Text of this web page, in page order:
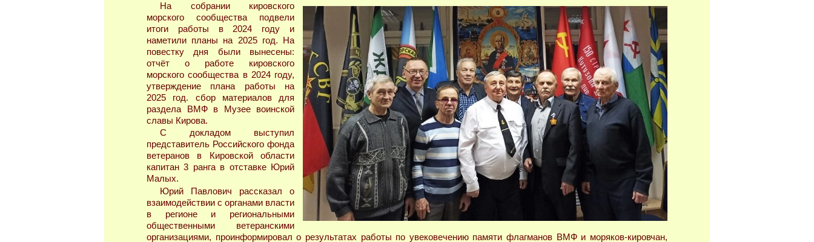
На собрании кировского
морского сообщества подвели
итоги работы в 2024 году и
наметили планы на 2025 год. На
повестку дня были вынесены:
отчёт о работе кировского
морского сообщества в 2024 году,
утверждение плана работы на
2025 год. сбор материалов для
раздела ВМФ в Музее воинской
славы Кирова.
С докладом выступил
представитель Российского фонда
ветеранов в Кировской области
капитан 3 ранга в отставке Юрий
Малых.
Юрий Павлович рассказал о
взаимодействии с органами власти
в регионе и региональными
общественными ветеранскими
организациями, проинформировал о результатах работы по увековечению памяти флагманов ВМФ и моряков-кировчан,